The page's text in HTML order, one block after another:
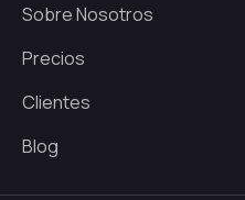
Sobre Nosotros
Precios
Clientes
Blog